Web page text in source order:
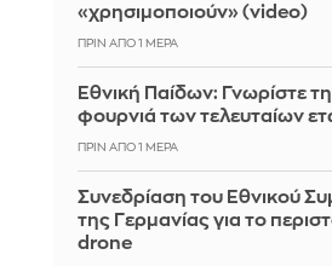
«χρησιμοποιούν» (video)
ΠΡΙΝ ΑΠΌ 1 ΜΈΡΑ
Εθνική Παίδων: Γνωρίστε
φουρνιά των τελευταίων
ΠΡΙΝ ΑΠΌ 1 ΜΈΡΑ
Συνεδρίαση του Εθνικού
της Γερμανίας για το
drone